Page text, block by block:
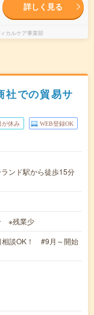
詳しく見る
カルケア事業部
社での貿易サ
が休み WEB登録OK
ンド駅から徒歩15分
※残業少
談OK！ #9月～開始